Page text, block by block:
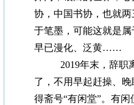
协，中国书协，也就
于笔墨，可能这就是
早已漫化、泛黄……
2019年末，辞职
了，不用早起赶操、
得斋号“有闲堂”。有